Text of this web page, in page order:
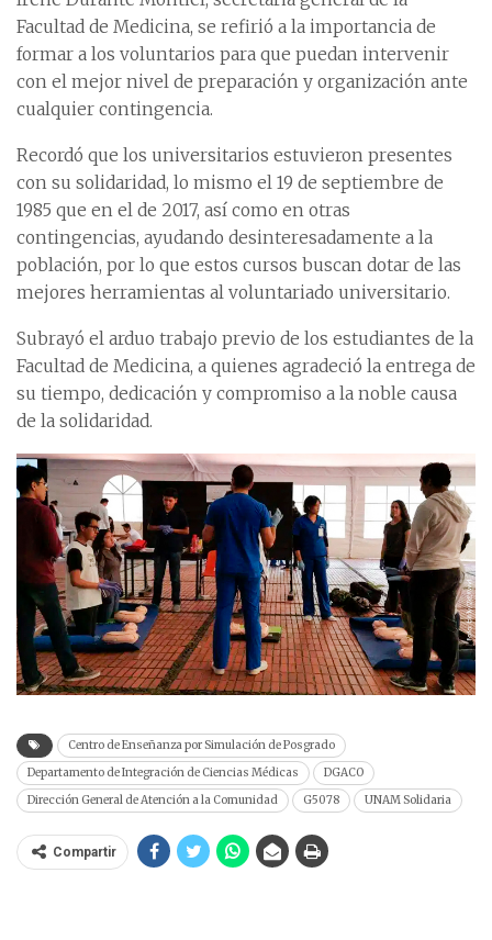
Facultad de Medicina, se refirió a la importancia de
formar a los voluntarios para que puedan intervenir
con el mejor nivel de preparación y organización ante
cualquier contingencia.
Recordó que los universitarios estuvieron presentes
con su solidaridad, lo mismo el 19 de septiembre de
1985 que en el de 2017, así como en otras
contingencias, ayudando desinteresadamente a la
población, por lo que estos cursos buscan dotar de las
mejores herramientas al voluntariado universitario.
Subrayó el arduo trabajo previo de los estudiantes de la
Facultad de Medicina, a quienes agradeció la entrega de
su tiempo, dedicación y compromiso a la noble causa
de la solidaridad.
Centro de Enseñanza por Simulación de Posgrado
Departamento de Integración de Ciencias Médicas
DGACO
Dirección General de Atención a la Comunidad
G5078 UNAM Solidaria
Compartir